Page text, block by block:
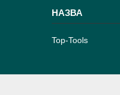
Top-Tools